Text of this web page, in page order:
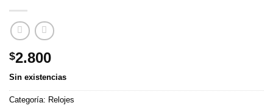
$2.800
Sin existencias
Categoría: Relojes